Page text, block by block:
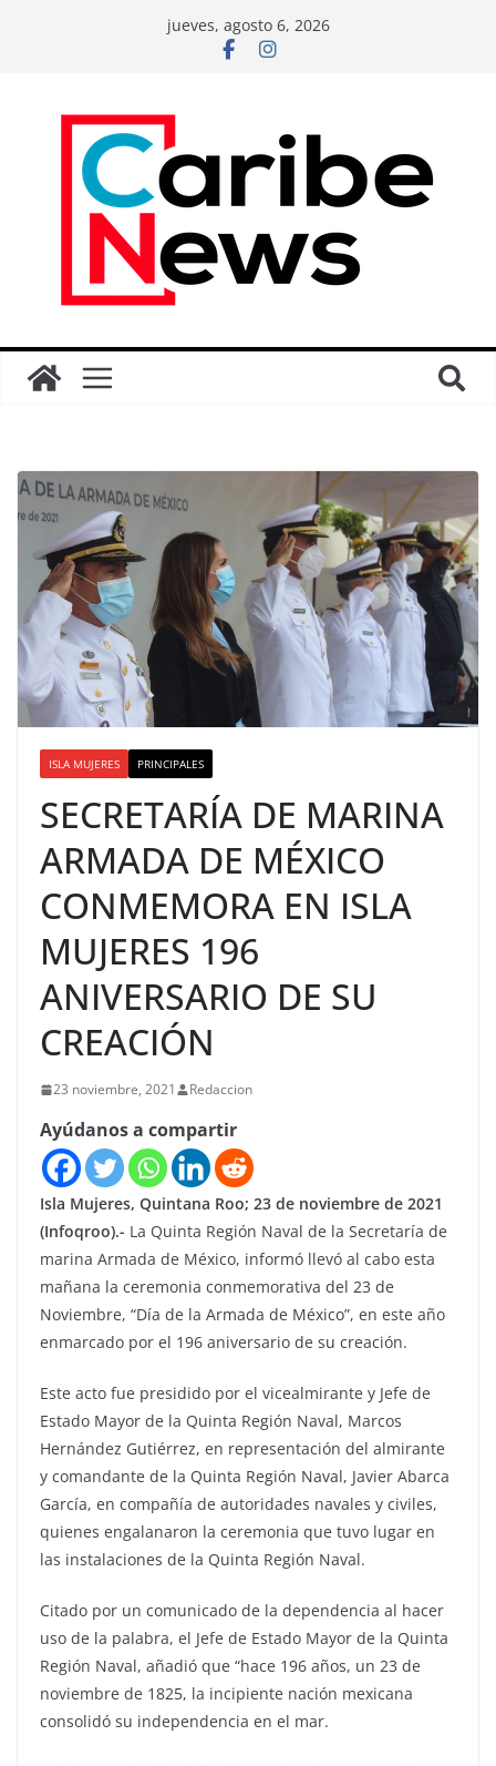
jueves, agosto 6, 2026
ISLA MUJERES PRINCIPALES
SECRETARÍA DE MARINA
ARMADA DE MÉXICO
CONMEMORA EN ISLA
MUJERES 196
ANIVERSARIO DE SU
CREACIÓN
23 noviembre, 2021 Redaccion
Ayúdanos a compartir
Isla Mujeres, Quintana Roo; 23 de noviembre de 2021
(Infoqroo).- La Quinta Región Naval de la Secretaría de
marina Armada de México, informó llevó al cabo esta
mañana la ceremonia conmemorativa del 23 de
Noviembre, “Día de la Armada de México”, en este año
enmarcado por el 196 aniversario de su creación.
Este acto fue presidido por el vicealmirante y Jefe de
Estado Mayor de la Quinta Región Naval, Marcos
Hernández Gutiérrez, en representación del almirante
y comandante de la Quinta Región Naval, Javier Abarca
García, en compañía de autoridades navales y civiles,
quienes engalanaron la ceremonia que tuvo lugar en
las instalaciones de la Quinta Región Naval.
Citado por un comunicado de la dependencia al hacer
uso de la palabra, el Jefe de Estado Mayor de la Quinta
Región Naval, añadió que “hace 196 años, un 23 de
noviembre de 1825, la incipiente nación mexicana
consolidó su independencia en el mar.